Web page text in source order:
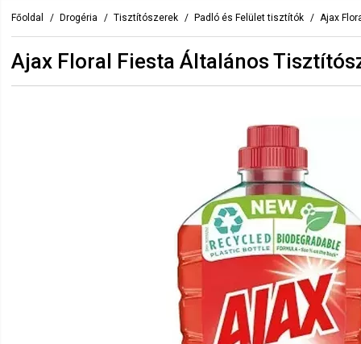
Főoldal Drogéria Tisztítószerek Padló és Felület tisztítók Ajax
Ajax Floral Fiesta Általános